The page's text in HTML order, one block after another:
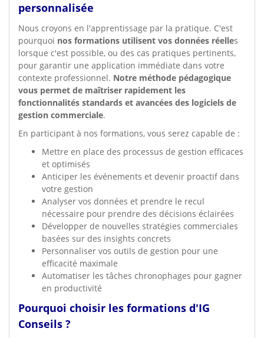
personnalisée
Nous croyons en l'apprentissage par la pratique. C'est
pourquoi nos formations utilisent vos données réelles
lorsque c'est possible, ou des cas pratiques pertinents,
pour garantir une application immédiate dans votre
contexte professionnel. Notre méthode pédagogique
vous permet de maîtriser rapidement les
fonctionnalités standards et avancées des logiciels de
gestion commerciale.
En participant à nos formations, vous serez capable de :
Mettre en place des processus de gestion efficaces
et optimisés
Anticiper les événements et devenir proactif dans
votre gestion
Analyser vos données et prendre le recul
nécessaire pour prendre des décisions éclairées
Développer de nouvelles stratégies commerciales
basées sur des insights concrets
Personnaliser vos outils de gestion pour une
efficacité maximale
Automatiser les tâches chronophages pour gagner
en productivité
Pourquoi choisir les formations d'IG
Conseils ?